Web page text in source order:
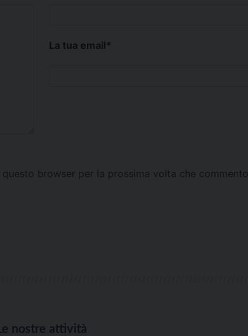
La tua email*
browser per la prossima volta che commento.
nostre attività